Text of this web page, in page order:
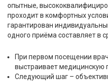
опытные,
проходит в комфортных
гарантирован
одного приёма составляет в
При первом посещении
выстраивает медицинскую
Следующий шаг –